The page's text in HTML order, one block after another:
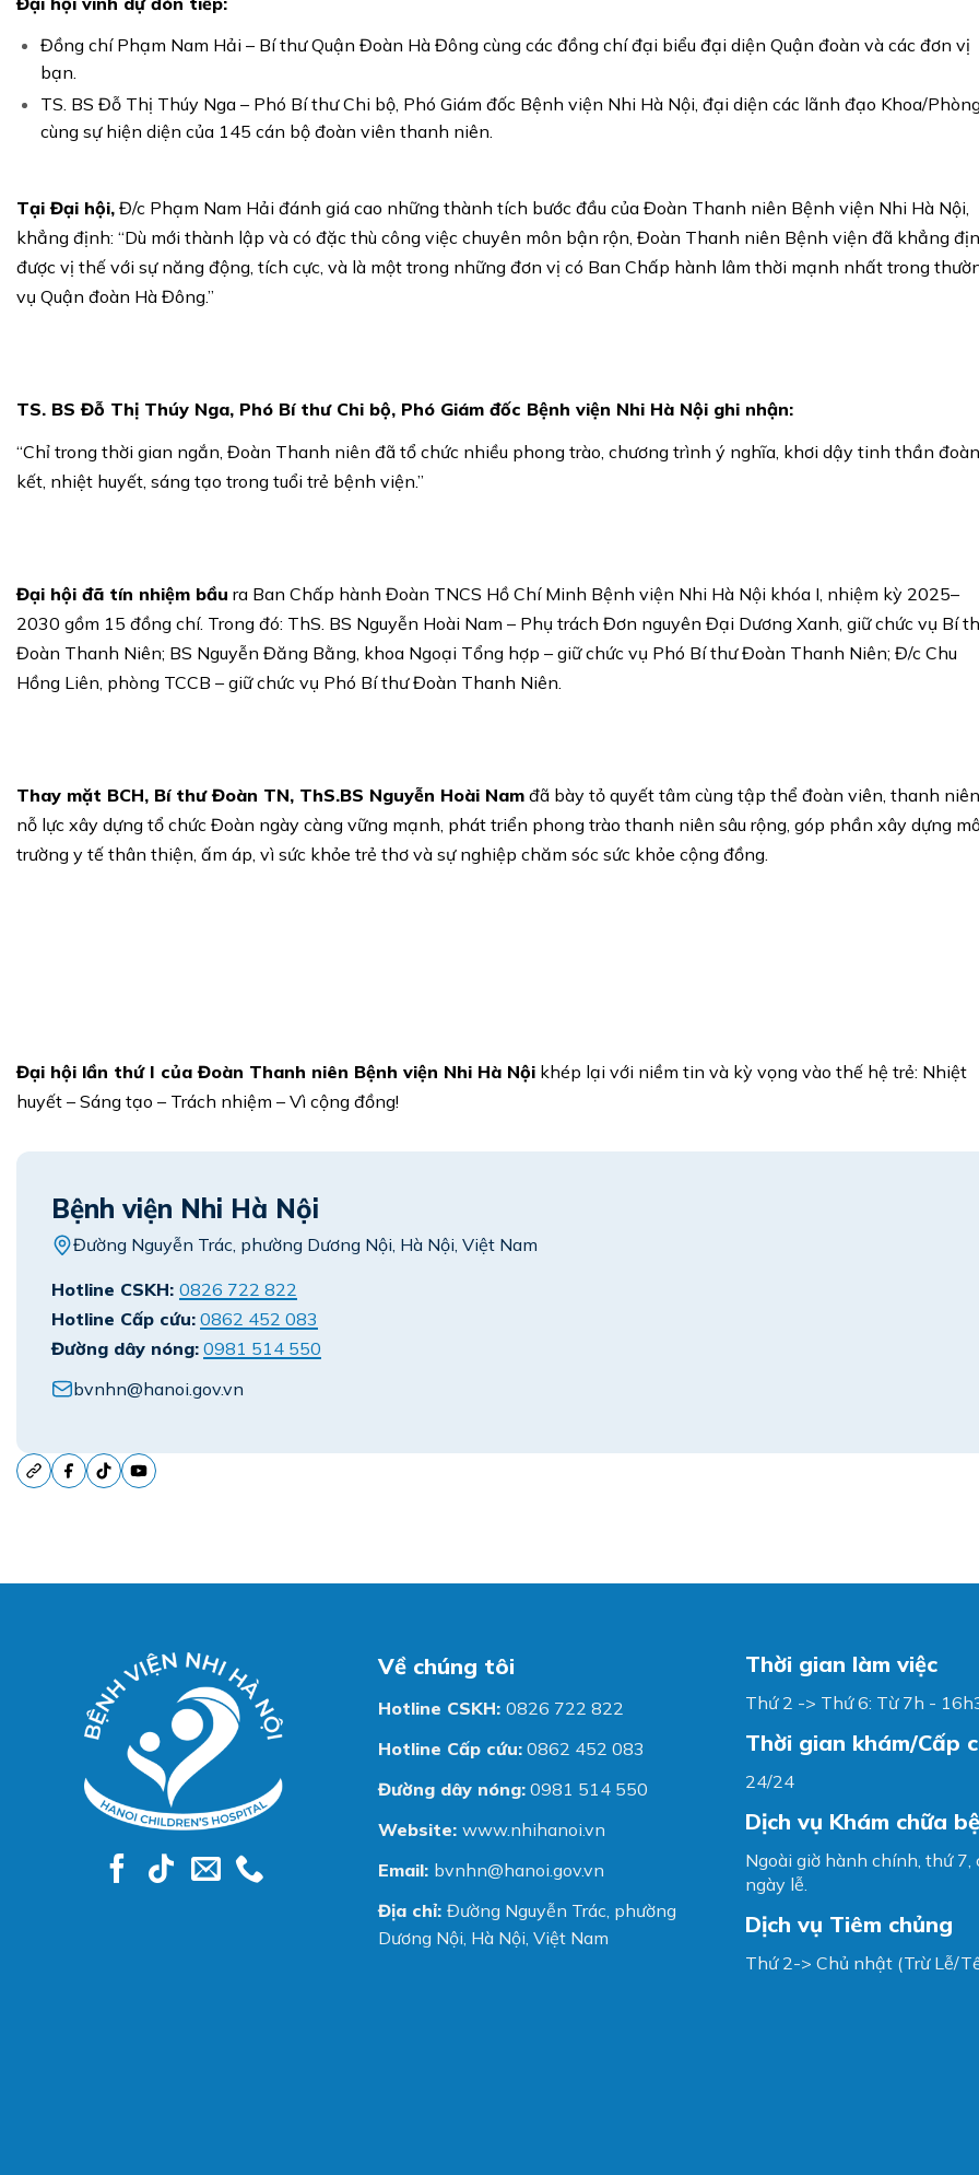
Đồng chí Phạm Nam Hải – Bí thư Quận Đoàn Hà Đông cùng các đồng chí đại biểu đại diện Quận đoàn và các đơn vị
bạn.
TS. BS Đỗ Thị Thúy Nga – Phó Bí thư Chi bộ, Phó Giám đốc Bệnh viện Nhi Hà Nội, đại diện các lãnh đạo Khoa/
cùng sự hiện diện của 145 cán bộ đoàn viên thanh niên.
Tại Đại hội, Đ/c Phạm Nam Hải đánh giá cao những thành tích bước đầu của Đoàn Thanh niên Bệnh viện Nhi Hà Nội,
khẳng định: “Dù mới thành lập và có đặc thù công việc chuyên môn bận rộn, Đoàn Thanh niên Bệnh viện đã khẳng
được vị thế với sự năng động, tích cực, và là một trong những đơn vị có Ban Chấp hành lâm thời mạnh nhất trong
vụ Quận đoàn Hà Đông.”
TS. BS Đỗ Thị Thúy Nga, Phó Bí thư Chi bộ, Phó Giám đốc Bệnh viện Nhi Hà Nội ghi nhận:
“Chỉ trong thời gian ngắn, Đoàn Thanh niên đã tổ chức nhiều phong trào, chương trình ý nghĩa, khơi dậy tinh thần đoàn
kết, nhiệt huyết, sáng tạo trong tuổi trẻ bệnh viện.”
Đại hội đã tín nhiệm bầu ra Ban Chấp hành Đoàn TNCS Hồ Chí Minh Bệnh viện Nhi Hà Nội khóa I, nhiệm kỳ 2025–
2030 gồm 15 đồng chí. Trong đó: ThS. BS Nguyễn Hoài Nam – Phụ trách Đơn nguyên Đại Dương Xanh, giữ chức vụ Bí
Đoàn Thanh Niên; BS Nguyễn Đăng Bằng, khoa Ngoại Tổng hợp – giữ chức vụ Phó Bí thư Đoàn Thanh Niên; Đ/c Chu
Hồng Liên, phòng TCCB – giữ chức vụ Phó Bí thư Đoàn Thanh Niên.
Thay mặt BCH, Bí thư Đoàn TN, ThS.BS Nguyễn Hoài Nam đã bày tỏ quyết tâm cùng tập thể đoàn viên, thanh niên
nỗ lực xây dựng tổ chức Đoàn ngày càng vững mạnh, phát triển phong trào thanh niên sâu rộng, góp phần xây dựng
trường y tế thân thiện, ấm áp, vì sức khỏe trẻ thơ và sự nghiệp chăm sóc sức khỏe cộng đồng.
Đại hội lần thứ I của Đoàn Thanh niên Bệnh viện Nhi Hà Nội khép lại với niềm tin và kỳ vọng vào thế hệ trẻ: Nhiệt
huyết – Sáng tạo – Trách nhiệm – Vì cộng đồng!
Bệnh viện Nhi Hà Nội
Đường Nguyễn Trác, phường Dương Nội, Hà Nội, Việt Nam
Hotline CSKH: 0826 722 822
Hotline Cấp cứu: 0862 452 083
Đường dây nóng: 0981 514 550
bvnhn@hanoi.gov.vn
Về chúng tôi
Hotline CSKH: 0826 722 822
Hotline Cấp cứu: 0862 452 083
Đường dây nóng: 0981 514 550
Website: www.nhihanoi.vn
Email: bvnhn@hanoi.gov.vn
Địa chỉ: Đường Nguyễn Trác, phường
Dương Nội, Hà Nội, Việt Nam
Thời gian làm việc
Thứ 2 -> Thứ 6: Từ 7h -
Thời gian khám/Cấp
24/24
Dịch vụ Khám chữa
Ngoài giờ hành chính, thứ 7,
ngày lễ.
Dịch vụ Tiêm chủng
Thứ 2-> Chủ nhật (Trừ Lễ/